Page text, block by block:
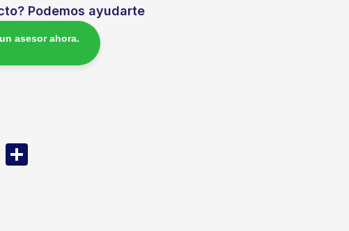
Podemos ayudarte
asesor ahora.
WhatsApp